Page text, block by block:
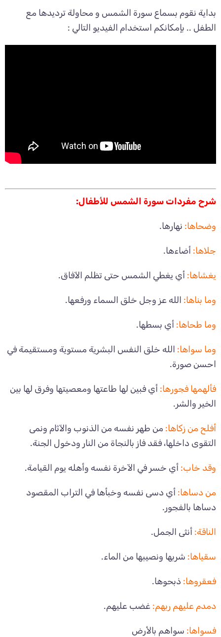
بداية نقوم بسماع سورة الشمس و محاولة ترديدها مع
الطفل .. بإمكانكم استخدام الفيديو التالي :
شرح مفردات سورة الشمس للأطفال:
وضحاها: نهارها.
جلاها: أضاءها.
يغشاها: أي يغطي الشمس حتى تظلم الآفاق.
وما بناها: الله عز وجل خلق السماء ورفعها.
وما طحاها: أي بسطها.
وما سواها: الله خلق النفس البشرية مستوية ومستقيمة في
احسن صورة.
فألهمها فجورها: أي فبين لها طاعتها ومعصيتها وفرق لها بين
الخير والشر.
أفلح من زكاها: من طهر نفسه من الذنوب والآثام ونمى
التقوى داخلها، فقد فاز بالنجاة من النار ودخول الجنة.
وقد خاب: أي خسر في الآخرة نفسه وأهله يوم القيامة.
من دساها: أي دسى نفسه وخبأها في التراب المقصود
دساها بالفجور.
الناقة: أنثى الجمل.
سقياها: شربها ونصيبها من الماء.
فعقروها: ذبحوها.
دمدم عليهم ربهم: غضب عليهم.
فسواها: سواهم بالأرض